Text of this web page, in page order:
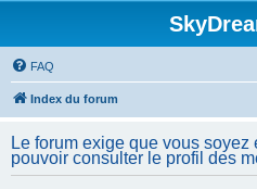
FAQ
Index du forum
Le forum exige que vous
pouvoir consulter le profil des